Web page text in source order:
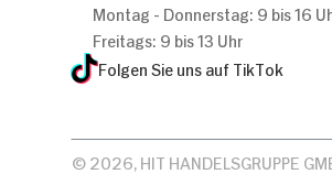
Montag - Donnerstag: 9 bis 16
Freitags: 9 bis 13 Uhr
Folgen Sie uns auf TikTok
© 2026, HIT HANDELSGRUPPE